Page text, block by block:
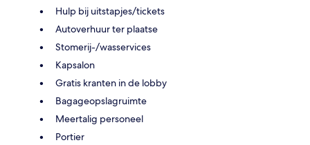
Hulp bij uitstapjes/tickets
Autoverhuur ter plaatse
Stomerij-/wasservices
Kapsalon
Gratis kranten in de lobby
Bagageopslagruimte
Meertalig personeel
Portier